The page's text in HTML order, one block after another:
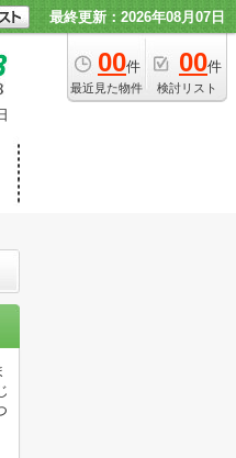
最終更新：2026年08月07日
00件
最近見た物件
00件
検討リスト